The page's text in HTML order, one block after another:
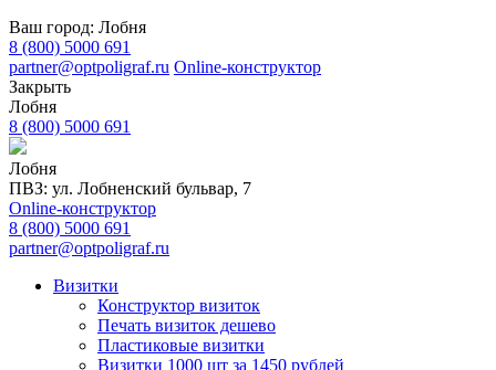
Ваш город: Лобня
8 (800) 5000 691
partner@optpoligraf.ru Online-конструктор
Закрыть
Лобня
8 (800) 5000 691
Лобня
ПВЗ: ул. Лобненский бульвар, 7
Online-конструктор
8 (800) 5000 691
partner@optpoligraf.ru
Визитки
Конструктор визиток
Печать визиток дешево
Пластиковые визитки
Визитки 1000 шт за 1450 рублей